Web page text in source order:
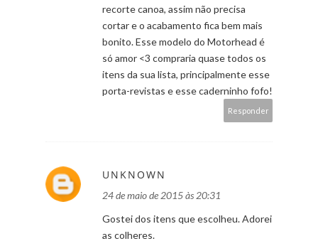
recorte canoa, assim não precisa
cortar e o acabamento fica bem mais
bonito. Esse modelo do Motorhead é
só amor <3 compraria quase todos os
itens da sua lista, principalmente esse
porta-revistas e esse caderninho fofo!
Responder
UNKNOWN
24 de maio de 2015 às 20:31
Gostei dos itens que escolheu. Adorei
as colheres.